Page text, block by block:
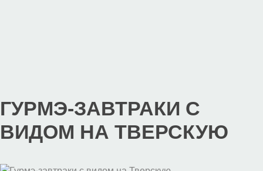
ГУРМЭ-ЗАВТРАКИ С
ВИДОМ НА ТВЕРСКУЮ